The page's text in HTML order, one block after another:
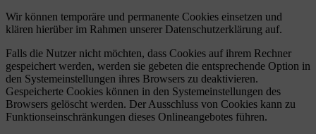
Wir können temporäre und permanente Cookies einsetzen und
klären hierüber im Rahmen unserer Datenschutzerklärung auf.
Falls die Nutzer nicht möchten, dass Cookies auf ihrem Rechner
gespeichert werden, werden sie gebeten die entsprechende Option in
den Systemeinstellungen ihres Browsers zu deaktivieren.
Gespeicherte Cookies können in den Systemeinstellungen des
Browsers gelöscht werden. Der Ausschluss von Cookies kann zu
Funktionseinschränkungen dieses Onlineangebotes führen.